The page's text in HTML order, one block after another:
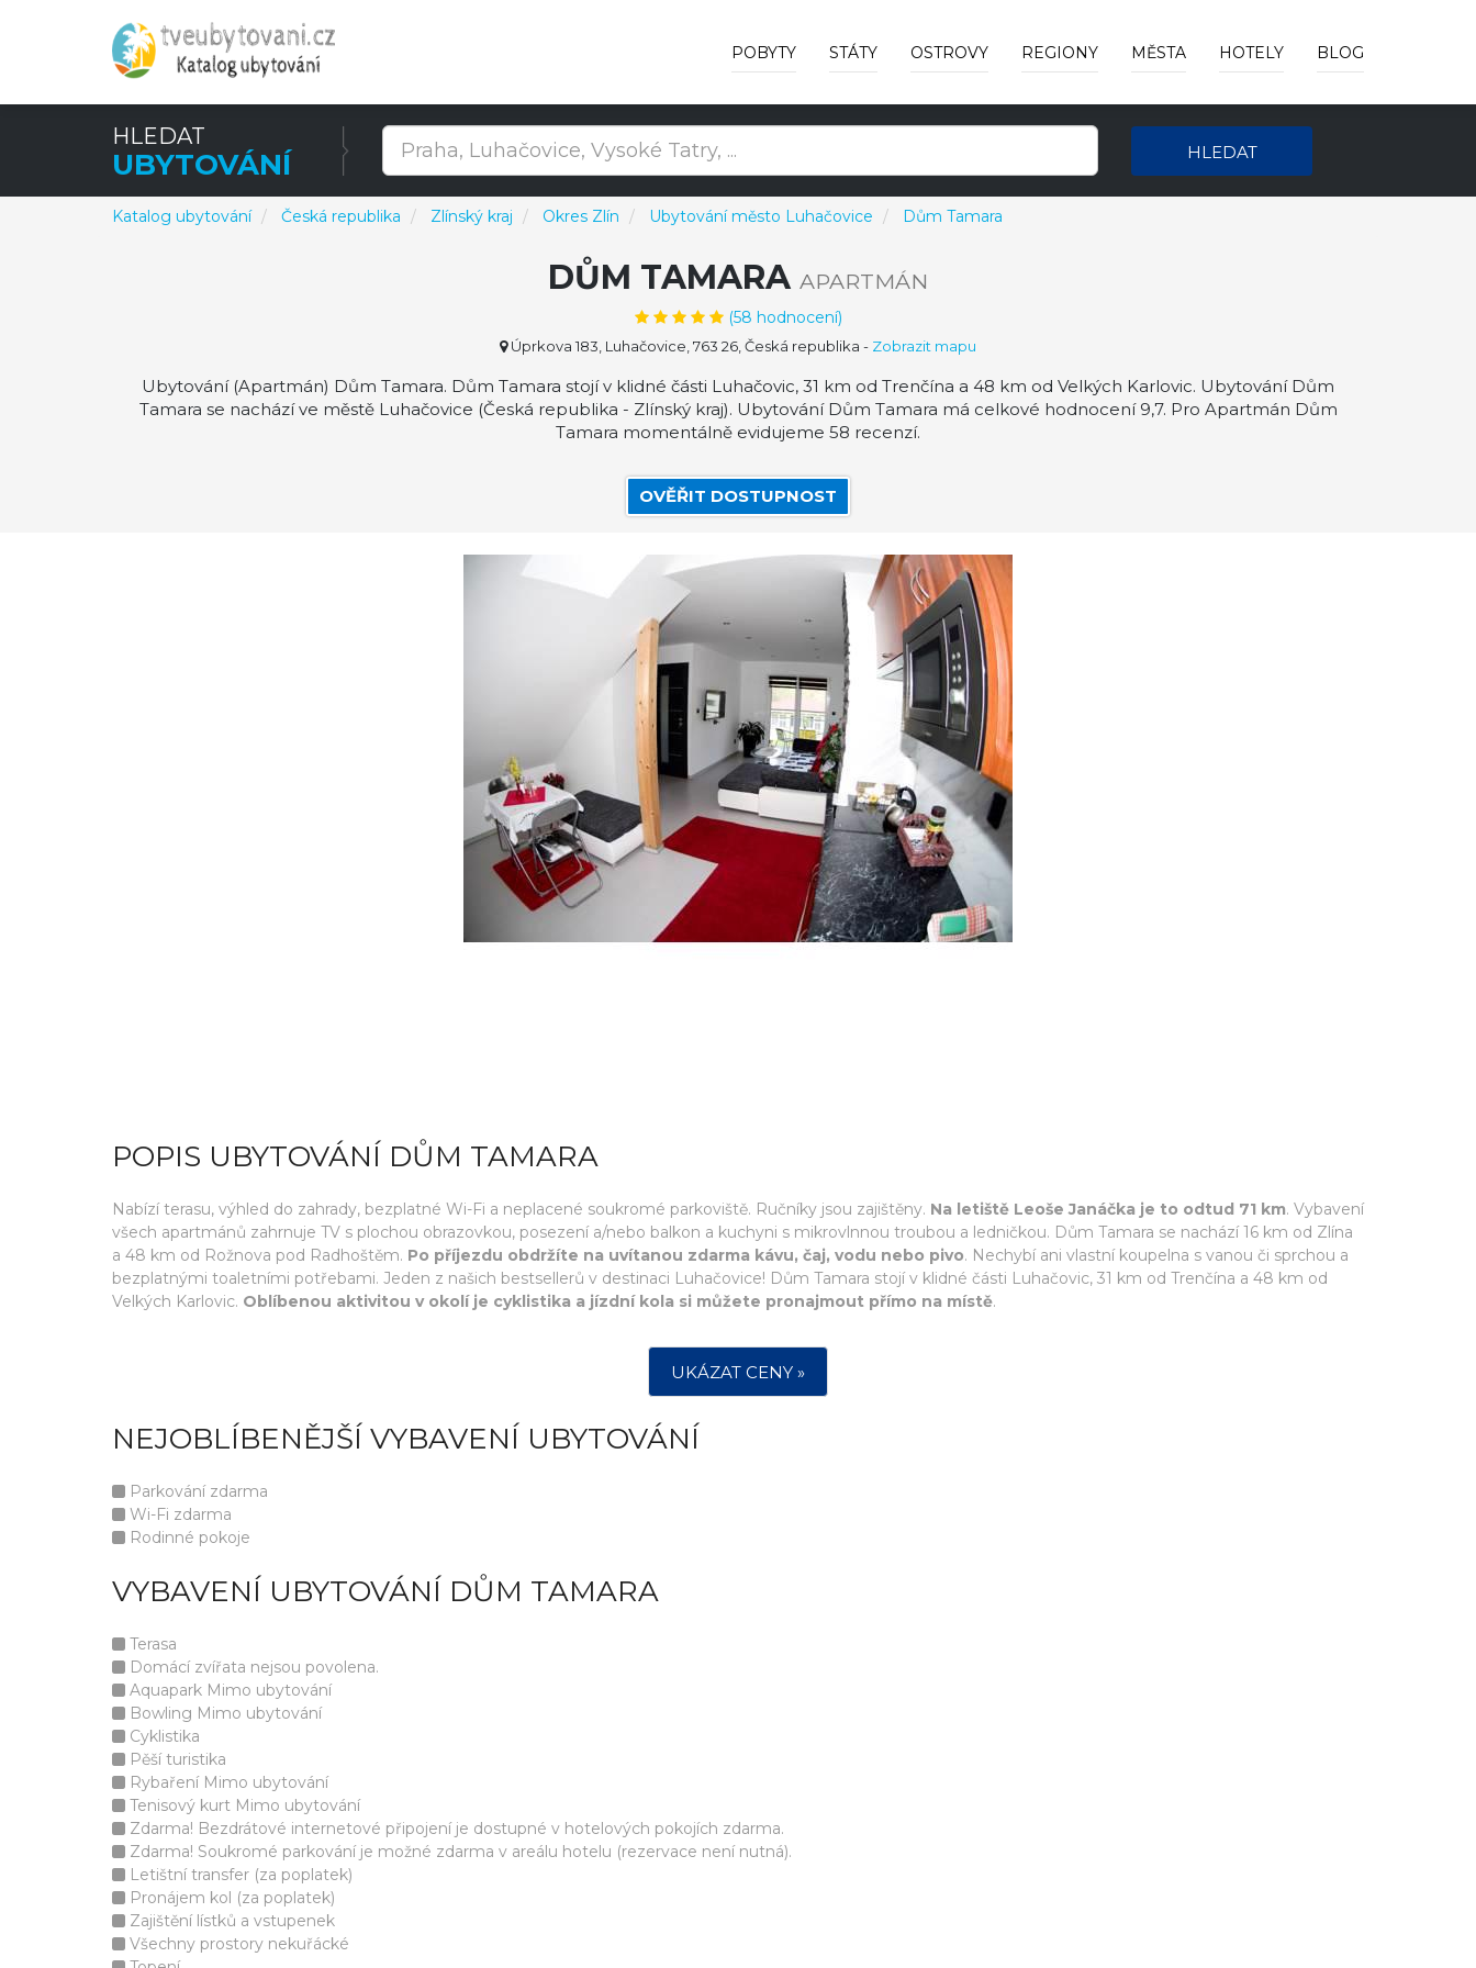
POBYTY STÁTY OSTROVY REGIONY MĚSTA HOTELY BLOG
HLEDAT
UBYTOVÁNÍ HLEDAT
Katalog ubytování Česká republika Zlínský kraj Okres Zlín Ubytování město Luhačovice Dům Tamara
DŮM TAMARA APARTMÁN
(58 hodnocení)
Úprkova 183, Luhačovice, 763 26, Česká republika - Zobrazit mapu
Ubytování (Apartmán) Dům Tamara. Dům Tamara stojí v klidné části Luhačovic, 31 km od Trenčína a 48 km od Velkých Karlovic. Ubytování Dům
Tamara se nachází ve městě Luhačovice (Česká republika - Zlínský kraj). Ubytování Dům Tamara má celkové hodnocení 9,7. Pro Apartmán Dům
Tamara momentálně evidujeme 58 recenzí.
OVĚŘIT DOSTUPNOST
POPIS UBYTOVÁNÍ DŮM TAMARA
Nabízí terasu, výhled do zahrady, bezplatné Wi-Fi a neplacené soukromé parkoviště. Ručníky jsou zajištěny. Na letiště Leoše Janáčka je to odtud 71 km. Vybavení
všech apartmánů zahrnuje TV s plochou obrazovkou, posezení a/nebo balkon a kuchyni s mikrovlnnou troubou a ledničkou. Dům Tamara se nachází 16 km od Zlína
a 48 km od Rožnova pod Radhoštěm. Po příjezdu obdržíte na uvítanou zdarma kávu, čaj, vodu nebo pivo. Nechybí ani vlastní koupelna s vanou či sprchou a
bezplatnými toaletními potřebami. Jeden z našich bestsellerů v destinaci Luhačovice! Dům Tamara stojí v klidné části Luhačovic, 31 km od Trenčína a 48 km od
Velkých Karlovic. Oblíbenou aktivitou v okolí je cyklistika a jízdní kola si můžete pronajmout přímo na místě.
UKÁZAT CENY »
NEJOBLÍBENĚJŠÍ VYBAVENÍ UBYTOVÁNÍ
Parkování zdarma
Wi-Fi zdarma
Rodinné pokoje
VYBAVENÍ UBYTOVÁNÍ DŮM TAMARA
Terasa
Domácí zvířata nejsou povolena.
Aquapark Mimo ubytování
Bowling Mimo ubytování
Cyklistika
Pěší turistika
Rybaření Mimo ubytování
Tenisový kurt Mimo ubytování
Zdarma! Bezdrátové internetové připojení je dostupné v hotelových pokojích zdarma.
Zdarma! Soukromé parkování je možné zdarma v areálu hotelu (rezervace není nutná).
Letištní transfer (za poplatek)
Pronájem kol (za poplatek)
Zajištění lístků a vstupenek
Všechny prostory nekuřácké